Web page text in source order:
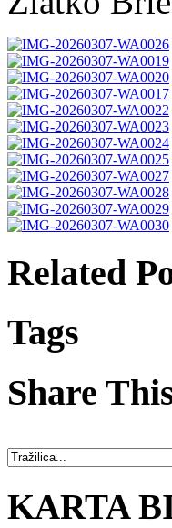
Related
Tags
Share
KARTA